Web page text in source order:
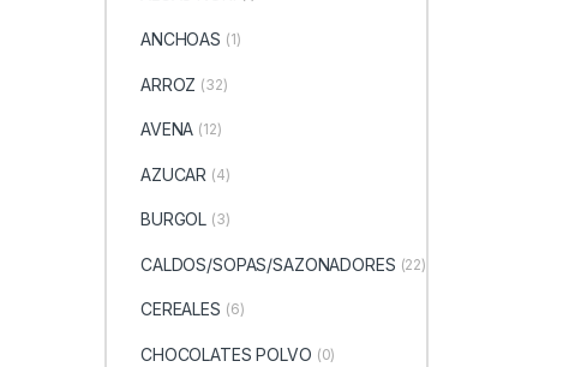
ANCHOAS (1)
ARROZ (32)
AVENA (12)
AZUCAR (4)
BURGOL (3)
CALDOS/SOPAS/SAZONADORES (22)
CEREALES (6)
CHOCOLATES POLVO (0)